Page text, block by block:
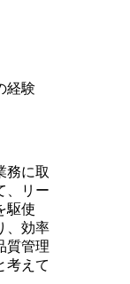
経験
務に取
、リー
駆使
、効率
質管理
考えて